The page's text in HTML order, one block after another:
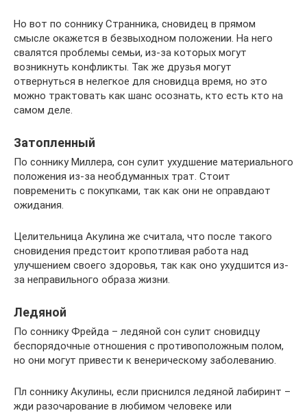
Но вот по соннику Странника, сновидец в прямом
смысле окажется в безвыходном положении. На него
свалятся проблемы семьи, из-за которых могут
возникнуть конфликты. Так же друзья могут
отвернуться в нелегкое для сновидца время, но это
можно трактовать как шанс осознать, кто есть кто на
самом деле.
Затопленный
По соннику Миллера, сон сулит ухудшение материального
положения из-за необдуманных трат. Стоит
повременить с покупками, так как они не оправдают
ожидания.
Целительница Акулина же считала, что после такого
сновидения предстоит кропотливая работа над
улучшением своего здоровья, так как оно ухудшится из-
за неправильного образа жизни.
Ледяной
По соннику Фрейда – ледяной сон сулит сновидцу
беспорядочные отношения с противоположным полом,
но они могут привести к венерическому заболеванию.
Пл соннику Акулины, если приснился ледяной лабиринт –
жди разочарование в любимом человеке или